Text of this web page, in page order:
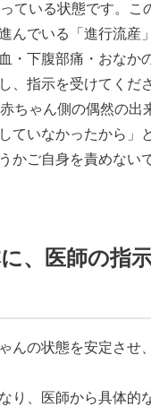
ている状態です。こ
んでいる「進行流産
・下腹部痛・おなか
、指示を受けてくだ
ちゃん側の偶然の出
ていなかったから」
かご自身を責めない
、医師の指
んの状態を安定させ
り、医師から具体的